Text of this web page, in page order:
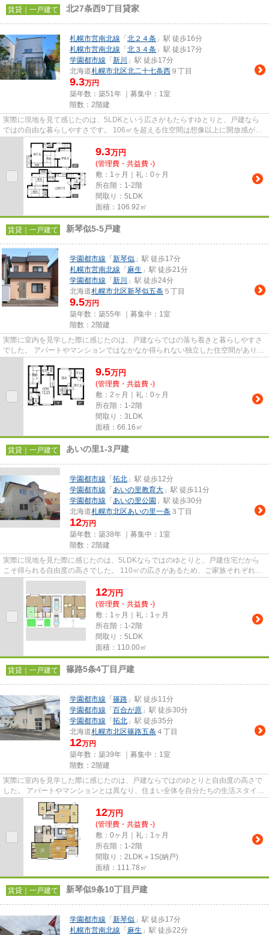
賃貸｜一戸建て 北27条西9丁目貸家
札幌市営南北線 「 北２４条 」駅 徒歩16分
札幌市営南北線 「 北３４条 」駅 徒歩17分
学園都市線 「 新川
」駅 徒歩17分
北海道札幌市北区北二十七条西 ９丁目
9.3万円
築年数：築51年 ｜募集中： 1室
階数：2階建
実際に現地を見て感じたのは、5LDKという広さがもたらすゆとりと、戸建なら
ではの自由な暮らしやすさです。 106㎡を超える住空間は想像以上に開放感があ
9.3万円
(管理費・共益費 -)
敷：1ヶ月｜礼：0ヶ月
所在階：1-2階
間取り：5LDK
面積：106.92㎡
賃貸｜一戸建て 新琴似5-5戸建
学園都市線 「 新琴似 」駅 徒歩17分
札幌市営南北線 「 麻生 」駅 徒歩21分
学園都市線 「 新川
」駅 徒歩24分
北海道札幌市北区新琴似五条 ５丁目
9.5万円
築年数：築55年 ｜募集中： 1室
階数：2階建
実際に室内を見学した際に感じたのは、戸建ならではの落ち着きと暮らしやすさ
でした。 アパートやマンションではなかなか得られない独立した住空間があり、
9.5万円
(管理費・共益費 -)
敷：2ヶ月｜礼：0ヶ月
所在階：1-2階
間取り：3LDK
面積：66.16㎡
賃貸｜一戸建て あいの里1-3戸建
学園都市線 「 拓北 」駅 徒歩12分
学園都市線 「 あいの里教育大 」駅 徒歩11分
学園都市線 「 あいの里公園 」駅 徒歩30分
北海道札幌市北区あいの里一条 ３丁目
12万円
築年数：築38年 ｜募集中： 1室
階数：2階建
実際に現地を見た際に感じたのは、5LDKならではのゆとりと、戸建住宅だから
こそ得られる自由度の高さでした。 110㎡の広さがあるため、ご家族それぞれの
プライベート空間を確保しなが...
12万円
(管理費・共益費 -)
敷：1ヶ月｜礼：1ヶ月
所在階：1-2階
間取り：5LDK
面積：110.00㎡
賃貸｜一戸建て 篠路5条4丁目戸建
学園都市線 「 篠路 」駅 徒歩11分
学園都市線 「 百合が原 」駅 徒歩30分
学園都市線 「 拓北 」駅 徒歩35分
北海道札幌市北区篠路五条 ４丁目
12万円
築年数：築39年 ｜募集中： 1室
階数：2階建
実際に室内を見学した際に感じたのは、戸建ならではのゆとりと自由度の高さで
した。 アパートやマンションとは異なり、住まい全体を自分たちの生活スタイル
に合わせて活用できそうな...
12万円
(管理費・共益費 -)
敷：0ヶ月｜礼：1ヶ月
所在階：1-2階
間取り：2LDK＋1S(納戸)
面積：111.78㎡
賃貸｜一戸建て 新琴似9条10丁目戸建
学園都市線 「 新琴似 」駅 徒歩17分
札幌市営南北線 「 麻生 」駅 徒歩22分